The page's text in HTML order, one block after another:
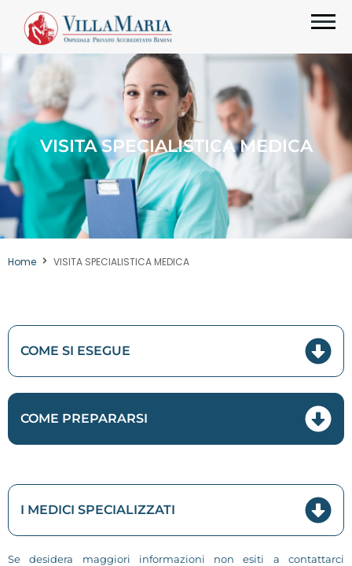
VISITA SPECIALISTICA MEDICA
Home VISITA SPECIALISTICA MEDICA
COME SI ESEGUE
COME PREPARARSI
I MEDICI SPECIALIZZATI
Se desidera maggiori informazioni non esiti a contattarci